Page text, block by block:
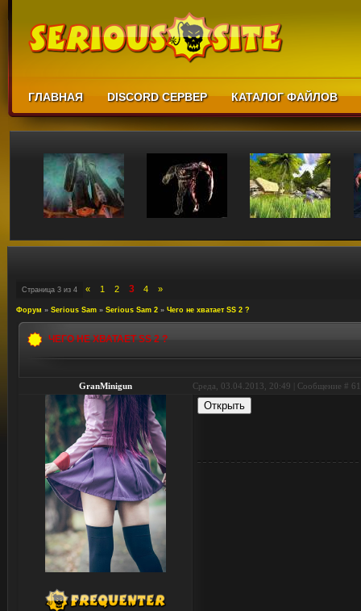
ГЛАВНАЯ DISCORD СЕРВЕР КАТАЛОГ ФАЙЛОВ
Страница 3 из 4 « 1 2 3 4 »
Форум » Serious Sam » Serious Sam 2 » Чего не хватает SS 2 ?
ЧЕГО НЕ ХВАТАЕТ SS 2 ?
GranMinigun Среда, 03.04.2013, 20:49 | Сообщение # 61